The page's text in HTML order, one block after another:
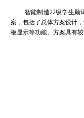
智能制造22级学生顾
案，包括了总体方案设计
板显示等功能。方案具有